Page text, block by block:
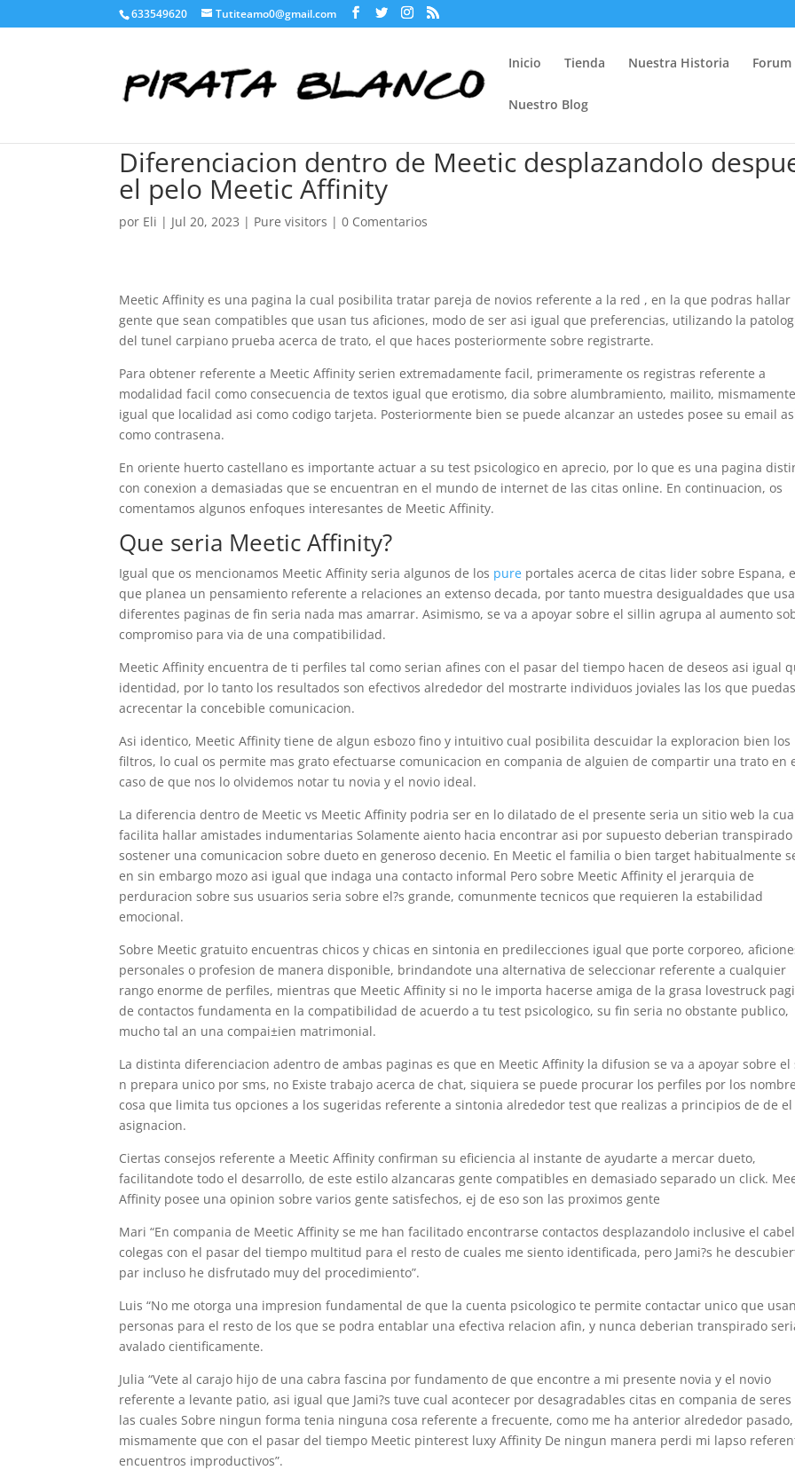
633549620 Tutiteamo0@gmail.com
Inicio Tienda Nuestra Historia Forum
Nuestro Blog
Diferenciacion dentro de Meetic desplazandolo
el pelo Meetic Affinity
por Eli | Jul 20, 2023 | Pure visitors |0 Comentarios
Meetic Affinity es una pagina la cual posibilita tratar pareja de novios referente a la red , en la que podras hallar
gente que sean compatibles que usan tus aficiones, modo de ser asi­ igual que preferencias, utilizando la
del tunel carpiano prueba acerca de trato, el que haces posteriormente sobre registrarte.
Para obtener referente a Meetic Affinity seri­en extremadamente facil, primeramente os registras referente a
modalidad facil como consecuencia de textos igual que erotismo, dia sobre alumbramiento, mailito, mismamente
igual que localidad asi­ como codigo tarjeta. Posteriormente bien se puede alcanzar an ustedes posee su email
como contrasena.
En oriente huerto castellano es importante actuar a su test psicologico en aprecio, por lo que es una pagina
con conexion a demasiadas que se encuentran en el mundo de internet de las citas online. En continuacion, os
comentamos algunos enfoques interesantes de Meetic Affinity.
Que seri­a Meetic Affinity?
Igual que os mencionamos Meetic Affinity seri­a algunos de los pure portales acerca de citas lider sobre Espana,
que planea un pensamiento referente a relaciones an extenso decada, por tanto muestra desigualdades que
diferentes paginas de fin seri­a nada mas amarrar. Asimismo, se va a apoyar sobre el silli­n agrupa al aumento
compromiso para vi­a de una compatibilidad.
Meetic Affinity encuentra de ti perfiles tal como serian afines con el pasar del tiempo hacen de deseos asi­ igual
identidad, por lo tanto los resultados son efectivos alrededor del mostrarte individuos joviales las los que puedas
acrecentar la concebible comunicacion.
Asi identico, Meetic Affinity tiene de algun esbozo fino y intuitivo cual posibilita descuidar la exploracion bien los
filtros, lo cual os permite mas grato efectuarse comunicacion en compania de alguien de compartir una trato en
caso de que nos lo olvidemos notar tu novia y el novio ideal.
La diferencia dentro de Meetic vs Meetic Affinity podri­a ser en lo dilatado de el presente seri­a un sitio web la
facilita hallar amistades indumentarias Solamente aiento hacia encontrar asi­ por supuesto deberian transpirado
sostener una comunicacion sobre dueto en generoso decenio. En Meetic el familia o bien target habitualmente
en sin embargo mozo asi­ igual que indaga una contacto informal Pero sobre Meetic Affinity el jerarqui­a de
perduracion sobre sus usuarios seri­a sobre el?s grande, comunmente tecnicos que requieren la estabilidad
emocional.
Sobre Meetic gratuito encuentras chicos y chicas en sintonia en predilecciones igual que porte corporeo,
personales o profesion de manera disponible, brindandote una alternativa de seleccionar referente a cualquier
rango enorme de perfiles, mientras que Meetic Affinity si no le importa hacerse amiga de la grasa lovestruck
de contactos fundamenta en la compatibilidad de acuerdo a tu test psicologico, su fin seri­a no obstante publico,
mucho tal an una compai±i­en matrimonial.
La distinta diferenciacion adentro de ambas paginas es que en Meetic Affinity la difusion se va a apoyar sobre
n prepara unico por sms, no Existe trabajo acerca de chat, siquiera se puede procurar los perfiles por los
cosa que limita tus opciones a los sugeridas referente a sintonia alrededor test que realizas a principios de de el
asignacion.
Ciertas consejos referente a Meetic Affinity confirman su eficiencia al instante de ayudarte a mercar dueto,
facilitandote todo el desarrollo, de este estilo alzancaras gente compatibles en demasiado separado un click.
Affinity posee una opinion sobre varios gente satisfechos, ej de eso son las proximos gente
Mari “En compania de Meetic Affinity se me han facilitado encontrarse contactos desplazandolo inclusive el
colegas con el pasar del tiempo multitud para el resto de cuales me siento identificada, pero Jami?s he
par incluso he disfrutado muy del procedimiento”.
Luis “No me otorga una impresion fundamental de que la cuenta psicologico te permite contactar unico que usan
personas para el resto de los que se podra entablar una efectiva relacion afin, y nunca deberian transpirado
avalado cientificamente.
Julia “Vete al carajo hijo de una cabra fascina por fundamento de que encontre a mi presente novia y el novio
referente a levante patio, asi­ igual que Jami?s tuve cual acontecer por desagradables citas en compania de seres
las cuales Sobre ningun forma tenia ninguna cosa referente a frecuente, como me ha anterior alrededor pasado,
mismamente que con el pasar del tiempo Meetic pinterest luxy Affinity De ningun manera perdi mi lapso
encuentros improductivos”.